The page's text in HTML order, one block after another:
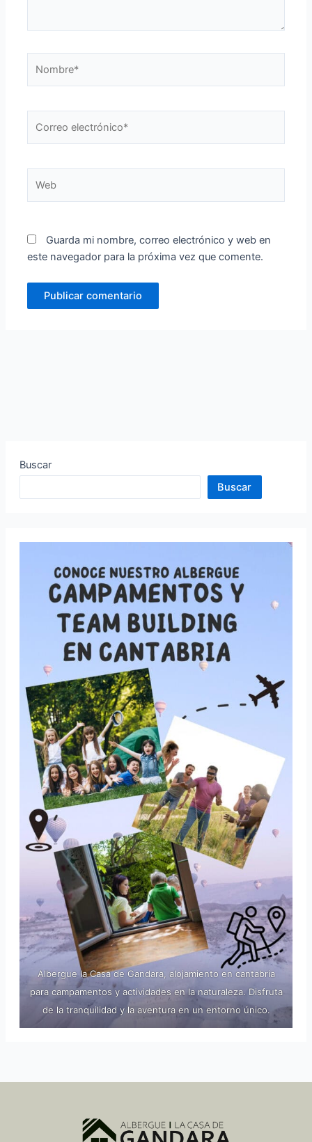
Buscar
Buscar
Albergue la Casa de Gandara, alojamiento en cantabria
para campamentos y actividades en la naturaleza. Disfruta
de la tranquilidad y la aventura en un entorno único.
electrónico*
Guarda mi nombre, correo electrónico y web en
este navegador para la próxima vez que comente.